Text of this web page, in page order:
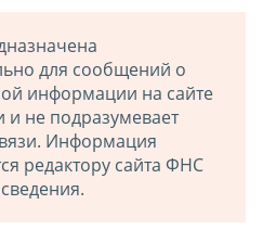
для сообщений о
информации на сайте
не подразумевает
Информация
редактору сайта ФНС